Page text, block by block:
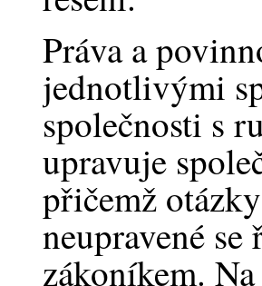
Práva a
jednotlivými
společnosti s
upravuje
přičemž
neupravené
zákoníkem.